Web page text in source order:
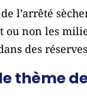
l’arrêté
ou non les
des
thème